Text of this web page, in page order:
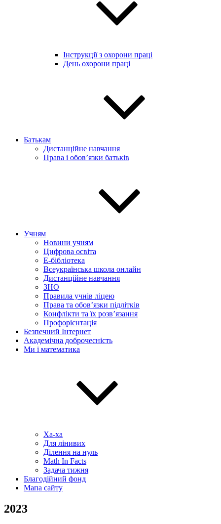
Інструкції з охорони праці
День охорони праці
Батькам
Дистанційне навчання
Права і обов’язки батьків
Учням
Новини учням
Цифрова освіта
E-бібліотека
Всеукраїнська школа онлайн
Дистанційне навчання
ЗНО
Правила учнів ліцею
Права та обов’язки підлітків
Конфлікти та їх розв’язання
Профорієнтація
Безпечний Інтернет
Академічна доброчесність
Ми і математика
Ха-ха
Для лінивих
Ділення на нуль
Math In Facts
Задача тижня
Благодійний фонд
Мапа сайту
2023